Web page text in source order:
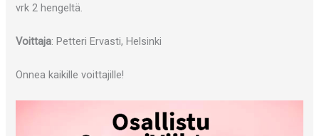
vrk 2 hengeltä.
Voittaja: Petteri Ervasti, Helsinki
Onnea kaikille voittajille!